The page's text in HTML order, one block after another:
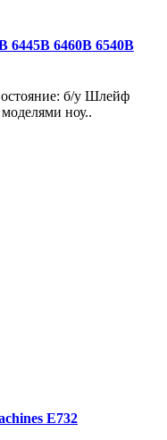
6460B 6540B
б/у Шлейф
ноу..
E732